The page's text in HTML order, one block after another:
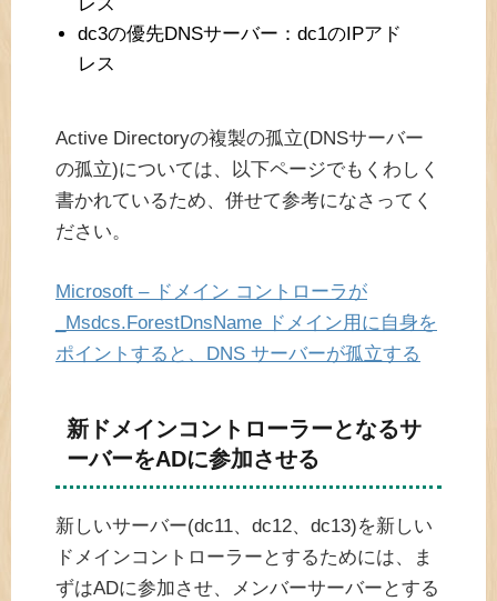
dc3の優先DNSサーバー：dc1のIPアド
レス
Active Directoryの複製の孤立(DNSサーバー
の孤立)については、以下ページでもくわしく
書かれているため、併せて参考になさってく
ださい。
Microsoft – ドメイン コントローラが
_Msdcs.ForestDnsName ドメイン用に自身を
ポイントすると、DNS サーバーが孤立する
新ドメインコントローラーとなるサ
ーバーをADに参加させる
新しいサーバー(dc11、dc12、dc13)を新しい
ドメインコントローラーとするためには、ま
ずはADに参加させ、メンバーサーバーとする